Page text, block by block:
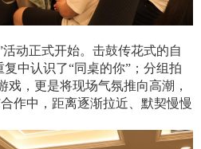
动正式开始。击鼓传花式的自
中认识了“同桌的你”；分组拍
戏，更是将现场气氛推向高潮，
作中，距离逐渐拉近、默契慢慢